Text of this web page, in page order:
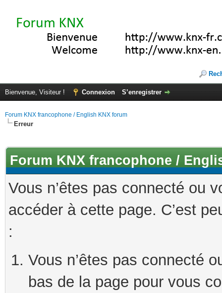
Bienvenue, Visiteur ! Connexion S’enregistrer
Forum KNX francophone / English KNX forum
Erreur
Forum KNX francophone /
Vous n’êtes pas connecté ou
accéder à cette page. C’est
:
Vous n’êtes pas connecté
bas de la page pour vous